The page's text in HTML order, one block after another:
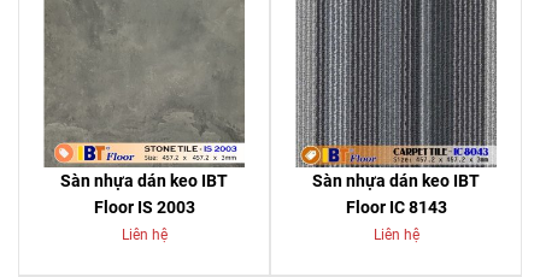
Sàn nhựa dán keo IBT
Floor IS 2003
Liên hệ
Sàn nhựa dán keo IBT
Floor IC 8143
Liên hệ